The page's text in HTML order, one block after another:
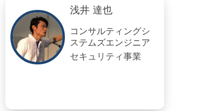
浅井 達也
コンサルティングシ
ステムズエンジニア
セキュリティ事業